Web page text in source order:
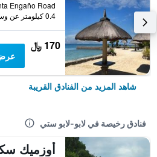
0.4 كيلومتر عن وسط المدينة
170 ﷼
شاهد المزيد من الفنادق القريبة
فنادق رخيصة في لابو-لابو ستي